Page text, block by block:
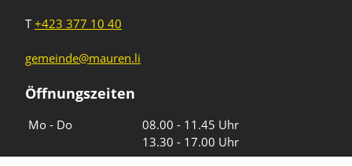
T+423 377 10 40
gemeinde@mauren.li
Öffnungszeiten
Mo - Do
08.00 - 11.45 Uhr
13.30 - 17.00 Uhr